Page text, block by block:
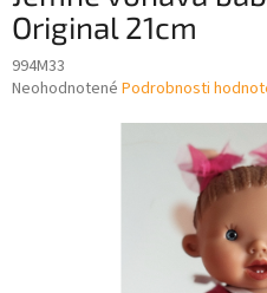
Original 21cm
994M33
Priemerné
Neohodnotené Podrobnosti